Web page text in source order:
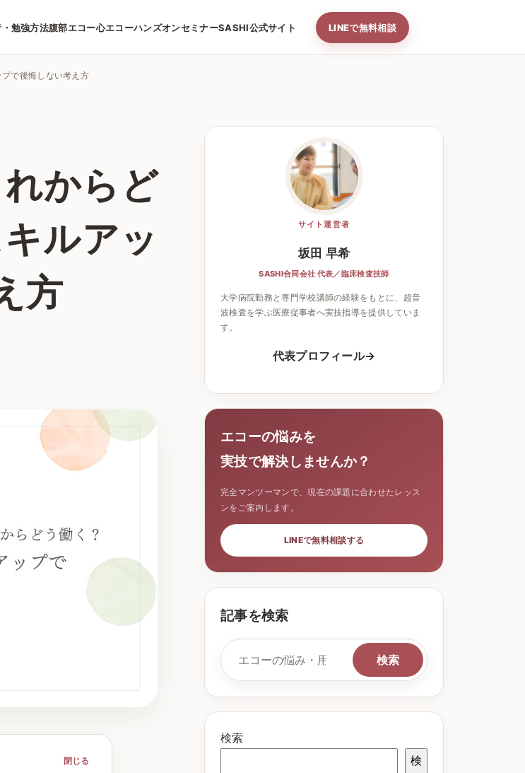
勉強方法腹部エコー心エコーハンズオンセミナーSASHI公式サイト LINEで無料相談
で後悔しない考え方
からど
ルアッ
方
閉じる
サイト運営者
坂田 早希
SASHI合同会社 代表／臨床検査技師
大学病院勤務と専門学校講師の経験をもとに、超音
波検査を学ぶ医療従事者へ実技指導を提供していま
す。
代表プロフィール
エコーの悩みを
実技で解決しませんか？
完全マンツーマンで、現在の課題に合わせたレッス
ンをご案内します。
LINEで無料相談する
記事を検索
検索キーワード
検索
検索
検